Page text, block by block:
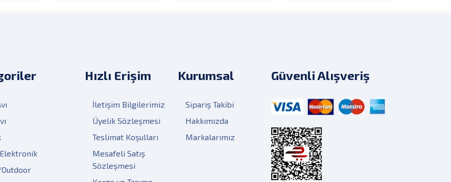
Hızlı Erişim
İletişim Bilgilerimiz
Üyelik Sözleşmesi
Teslimat Koşulları
Mesafeli Satış
Sözleşmesi
Kurumsal
Sipariş Takibi
Hakkımızda
Markalarımız
Güvenli Alışveriş